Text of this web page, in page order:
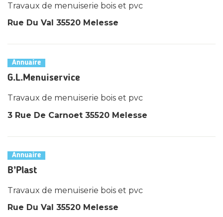
Travaux de menuiserie bois et pvc
Rue Du Val 35520 Melesse
Annuaire
G.L.Menuiservice
Travaux de menuiserie bois et pvc
3 Rue De Carnoet 35520 Melesse
Annuaire
B’Plast
Travaux de menuiserie bois et pvc
Rue Du Val 35520 Melesse